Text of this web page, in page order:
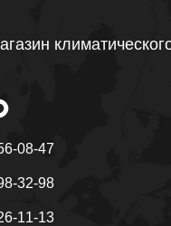
08-47
32-98
11-13